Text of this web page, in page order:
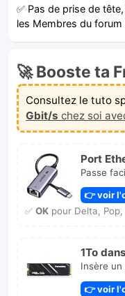
✅ Pas de prise de
les Membres du forum
🚀 Booste ta
Consultez le tuto
Gbit/s chez soi
Port
Passe
👉 voir
✅ OKpour Delta, Pop,
1To
Insère
👉 voir